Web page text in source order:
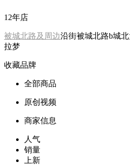
12年店
被城北路及周边沿街被城北路b城
拉梦
收藏品牌
全部商品
原创视频
商家信息
人气
销量
上新